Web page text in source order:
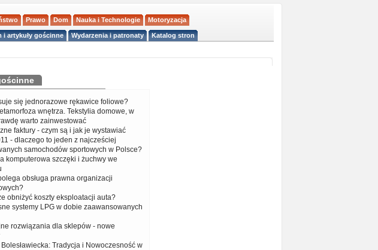
Prawo Dom Nauka i Technologie Motoryzacja
i artykuły gościnne Wydarzenia i patronaty Katalog stron
się jednorazowe rękawice foliowe?
wnętrza. Tekstylia domowe, w
warto zainwestować
faktury - czym są i jak je wystawiać
- dlaczego to jeden z najcześciej
samochodów sportowych w Polsce?
komputerowa szczęki i żuchwy we
obsługa prawna organizacji
obniżyć koszty eksploatacji auta?
systemy LPG w dobie zaawansowanych
rozwiązania dla sklepów - nowe
Tradycja i Nowoczesność w